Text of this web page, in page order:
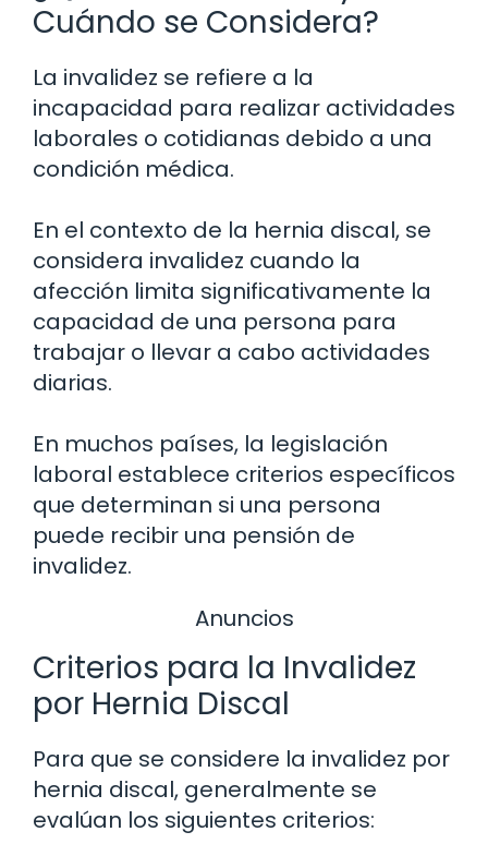
Cuándo se Considera?
La invalidez se refiere a la
incapacidad para realizar actividades
laborales o cotidianas debido a una
condición médica.
En el contexto de la hernia discal, se
considera invalidez cuando la
afección limita significativamente la
capacidad de una persona para
trabajar o llevar a cabo actividades
diarias.
En muchos países, la legislación
laboral establece criterios específicos
que determinan si una persona
puede recibir una pensión de
invalidez.
Anuncios
Criterios para la Invalidez
por Hernia Discal
Para que se considere la invalidez por
hernia discal, generalmente se
evalúan los siguientes criterios: